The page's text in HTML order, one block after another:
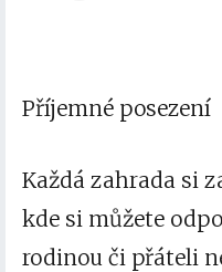
Příjemné posezení
Každá zahrada si
kde si můžete
rodinou či přáteli